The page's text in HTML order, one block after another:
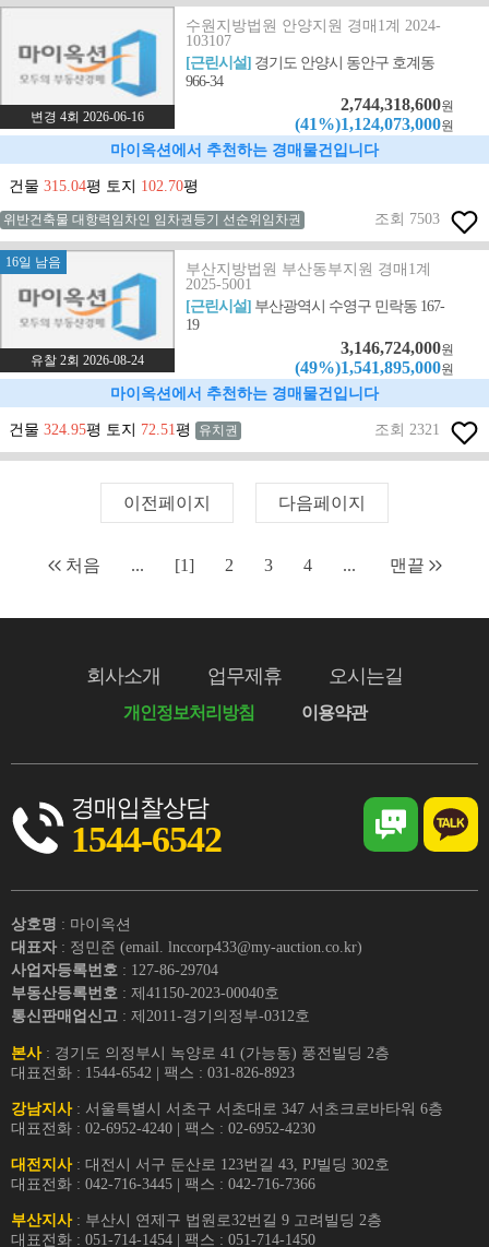
변경 4회 2026-06-16
수원지방법원 안양지원 경매1계 2024-
103107
[근린시설] 경기도 안양시 동안구 호계동
966-34
2,744,318,600원
(41%)1,124,073,000원
마이옥션에서 추천하는 경매물건입니다
건물 315.04평 토지 102.70평
위반건축물 대항력임차인 임차권등기 선순위임차권 조회 7503
16일 남음
유찰 2회 2026-08-24
부산지방법원 부산동부지원 경매1계
2025-5001
[근린시설] 부산광역시 수영구 민락동 167-
19
3,146,724,000원
(49%)1,541,895,000원
마이옥션에서 추천하는 경매물건입니다
건물 324.95평 토지 72.51평 유치권 조회 2321
이전페이지 다음페이지
처음 ... [1] 2 3 4 ... 맨끝
회사소개 업무제휴 오시는길
개인정보처리방침 이용약관
경매입찰상담
1544-6542
상호명 : 마이옥션
대표자 : 정민준 (email. lnccorp433@my-auction.co.kr)
사업자등록번호 : 127-86-29704
부동산등록번호 : 제41150-2023-00040호
통신판매업신고 : 제2011-경기의정부-0312호
본사: 경기도 의정부시 녹양로 41 (가능동) 풍전빌딩 2층
대표전화 : 1544-6542 | 팩스 : 031-826-8923
강남지사: 서울특별시 서초구 서초대로 347 서초크로바타워 6층
대표전화 : 02-6952-4240 | 팩스 : 02-6952-4230
대전지사: 대전시 서구 둔산로 123번길 43, PJ빌딩 302호
대표전화 : 042-716-3445 | 팩스 : 042-716-7366
부산지사: 부산시 연제구 법원로32번길 9 고려빌딩 2층
대표전화 : 051-714-1454 | 팩스 : 051-714-1450